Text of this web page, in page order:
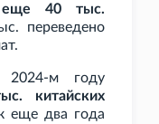
еще 40
тыс.
переведено
2024-м году
китайских
еще два года